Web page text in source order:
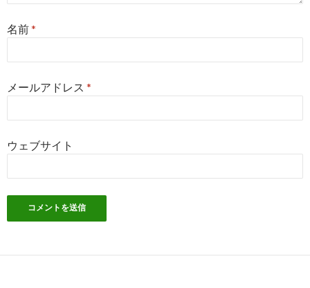
名前*
メールアドレス *
ウェブサイト